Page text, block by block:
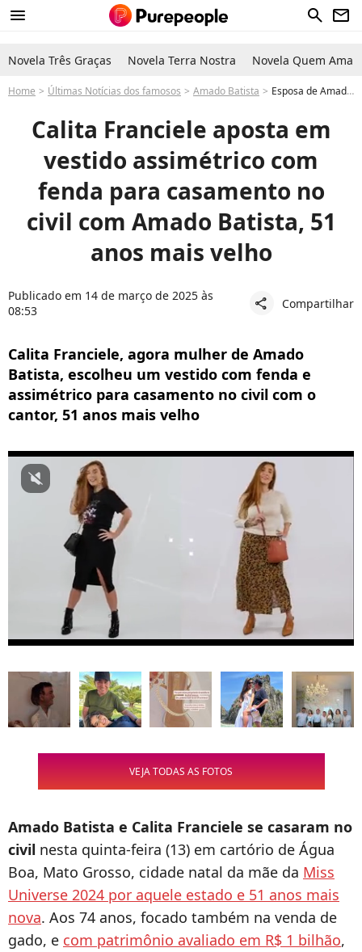
menu search newsletter
Novela Três Graças Novela Terra Nostra Novela Quem Ama
Home Últimas Notícias dos famosos Amado Batista Esposa de Amado Batista: para casamento com famoso, Calita Franciele usa vestido com fenda e sandália de luxo. Detalhes!
Calita Franciele aposta em
vestido assimétrico com
fenda para casamento no
civil com Amado Batista, 51
anos mais velho
Publicado em 14 de março de 2025 às
08:53
share Compartilhar
Calita Franciele, agora mulher de Amado
Batista, escolheu um vestido com fenda e
assimétrico para casamento no civil com o
cantor, 51 anos mais velho
VEJA TODAS AS FOTOS
Amado Batista e Calita Franciele se casaram no
civil nesta quinta-feira (13) em cartório de Água
Boa, Mato Grosso, cidade natal da mãe da Miss
Universe 2024 por aquele estado e 51 anos mais
nova. Aos 74 anos, focado também na venda de
gado, e com patrimônio avaliado em R$ 1 bilhão,